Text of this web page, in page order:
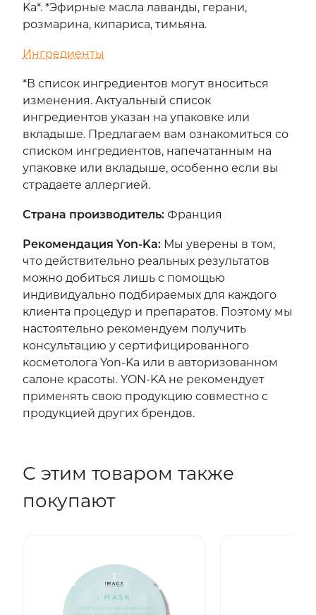
Ka*. *Эфирные масла лаванды, герани,
розмарина, кипариса, тимьяна.
Ингредиенты
*В список ингредиентов могут вноситься
изменения. Актуальный список
ингредиентов указан на упаковке или
вкладыше. Предлагаем вам ознакомиться со
списком ингредиентов, напечатанным на
упаковке или вкладыше, особенно если вы
страдаете аллергией.
Страна производитель:Франция
Рекомендация Yon-Ka:Мы уверены в том,
что действительно реальных результатов
можно добиться лишь с помощью
индивидуально подбираемых для каждого
клиента процедур и препаратов. Поэтому мы
настоятельно рекомендуем получить
консультацию у сертифицированного
косметолога Yon-Ka или в авторизованном
салоне красоты. YON-KA не рекомендует
применять свою продукцию совместно с
продукцией других брендов.
С этим товаром также
покупают